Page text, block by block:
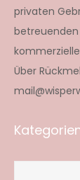
privaten
Über